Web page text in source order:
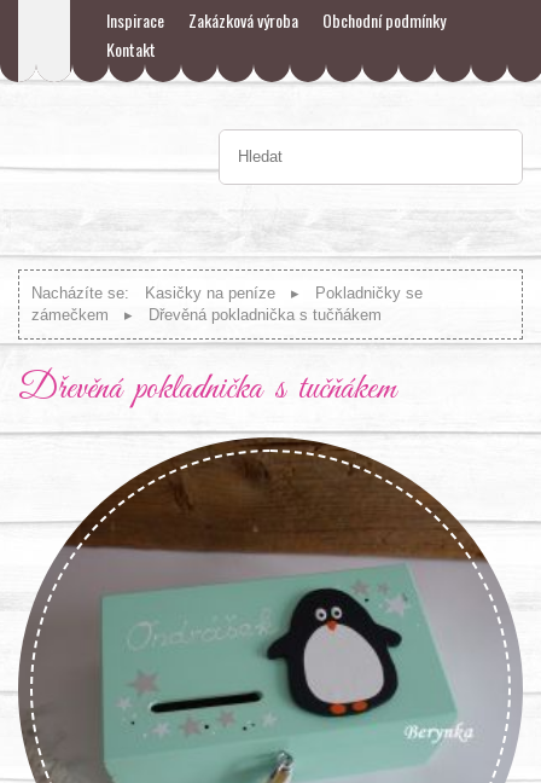
Inspirace Zakázková výroba
Obchodní podmínky
Kontakt
Nacházíte se: Kasičky na peníze
Pokladničky se
zámečkem
Dřevěná pokladnička s tučňákem
Dřevěná pokladnička s tučňákem